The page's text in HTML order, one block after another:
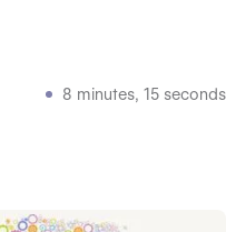
8 minutes, 15 seconds